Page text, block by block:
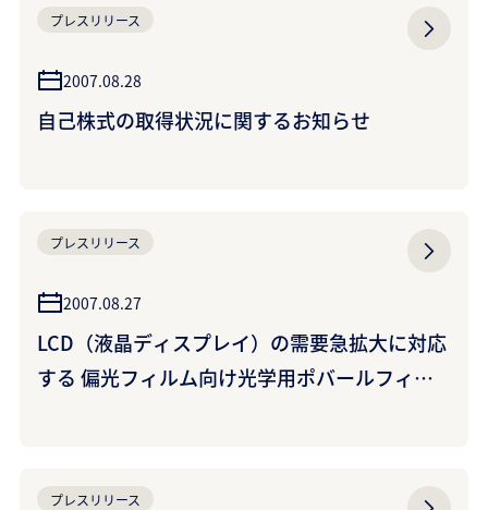
プレスリリース
2007.08.28
自己株式の取得状況に関するお知らせ
プレスリリース
2007.08.27
LCD（液晶ディスプレイ）の需要急拡大に対応
する 偏光フィルム向け光学用ポバールフィル
プレスリリース